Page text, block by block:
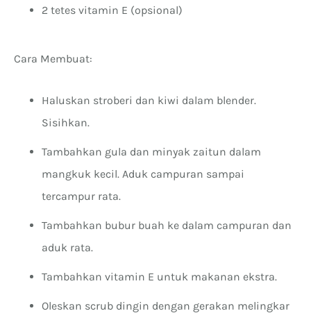
2 tetes vitamin E (opsional)
Cara Membuat:
Haluskan stroberi dan kiwi dalam blender.
Sisihkan.
Tambahkan gula dan minyak zaitun dalam
mangkuk kecil. Aduk campuran sampai
tercampur rata.
Tambahkan bubur buah ke dalam campuran dan
aduk rata.
Tambahkan vitamin E untuk makanan ekstra.
Oleskan scrub dingin dengan gerakan melingkar